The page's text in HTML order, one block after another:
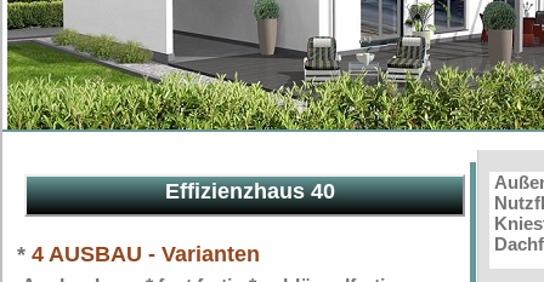
Effizienzhaus 40
* 4 AUSBAU - Varianten